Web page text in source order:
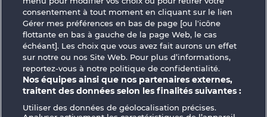
Old Fisherman Books and Bulls
consentement à tout moment en cliquant sur le lien
Gérer mes préférences en bas de page [ou l'icône
flottante en bas à gauche de la page Web, le cas
échéant]. Les choix que vous avez fait aurons un effet
sur notre ou nos Site Web. Pour plus d’informations,
reportez-vous à notre politique de confidentialité.
Nos équipes ainsi que nos partenaires externes,
traitent des données selon les finalités suivantes :
Utiliser des données de géolocalisation précises.